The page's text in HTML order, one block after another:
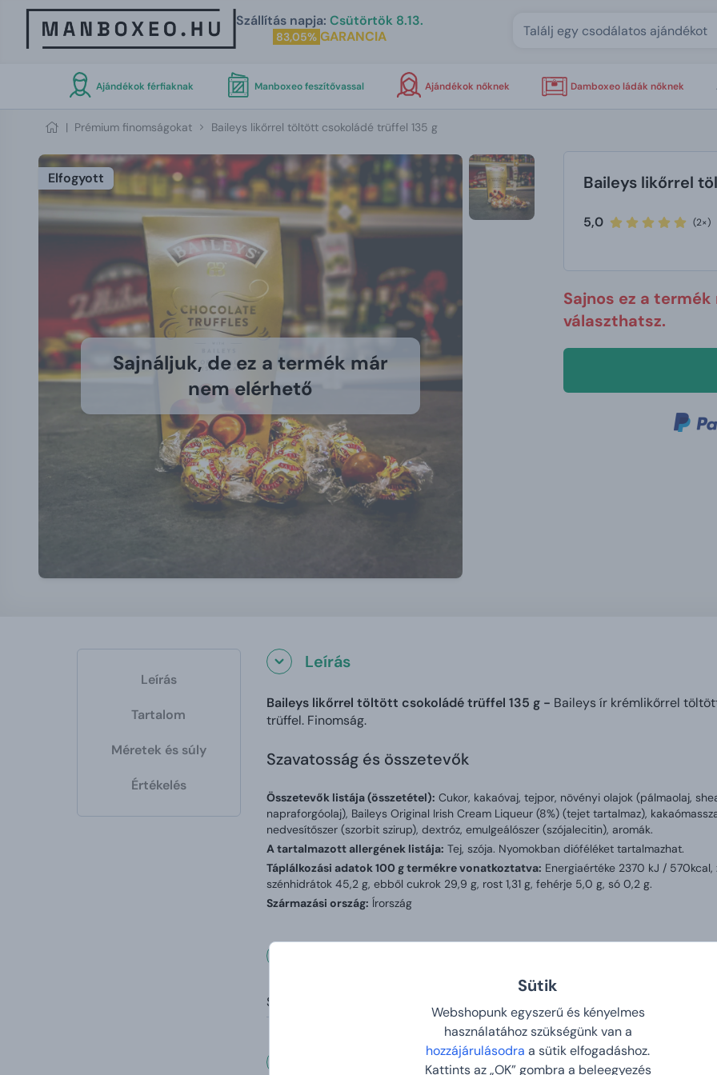
Sütik
Webshopunk egyszerű és kényelmes
használatához szükségünk van a
hozzájárulásodra a sütik elfogadáshoz.
Kattints az „OK” gombra a beleegyezés
Szállítás napja: Csütörtök 8.13.
83,05% GARANCIA
Ajándékok férfiaknak Manboxeo feszítővassal Ajándékok nőknek Damboxeo ládák nőknek
| Prémium finomságokat Baileys likőrrel töltött csokoládé trüffel 135 g
Elfogyott
Sajnáljuk, de ez a termék már
nem elérhető
Baileys likőrrel
5,0 (2×)
Sajnos ez a
választhatsz.
Leírás
Tartalom
Méretek és súly
Értékelés
Leírás
Baileys likőrrel töltött csokoládé trüffel 135 g - Baileys ír krémlikőrrel
trüffel. Finomság.
Szavatosság és összetevők
Összetevők listája (összetétel): Cukor, kakaóvaj, tejpor, növényi olajok (pálmaolaj,
napraforgóolaj), Baileys Original Irish Cream Liqueur (8%) (tejet tartalmaz),
nedvesítőszer (szorbit szirup), dextróz, emulgeálószer (szójalecitin), aromák.
A tartalmazott allergének listája: Tej, szója. Nyomokban dióféléket tartalmazhat.
Táplálkozási adatok 100 g termékre vonatkoztatva: Energiaértéke 2370 kJ /
szénhidrátok 45,2 g, ebből cukrok 29,9 g, rost 1,31 g, fehérje 5,0 g, só 0,2 g.
Származási ország: Írország
Súly:
Vásárlóink mondták rólunk